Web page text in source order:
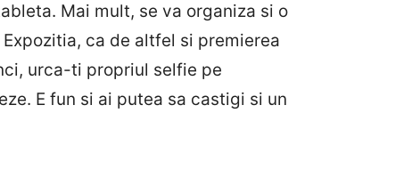
Mai mult, se va organiza si o
ca de altfel si premierea
urca-ti propriul selfie pe
E fun si ai putea sa castigi si un